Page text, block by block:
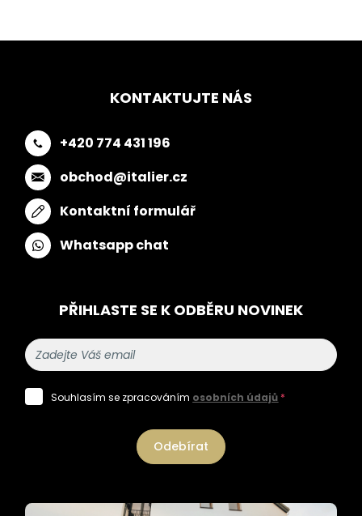
KONTAKTUJTE NÁS
+420 774 431 196
obchod@italier.cz
Kontaktní formulář
Whatsapp chat
PŘIHLASTE SE K ODBĚRU NOVINEK
Souhlasím se zpracováním osobních údajů *
Odebírat